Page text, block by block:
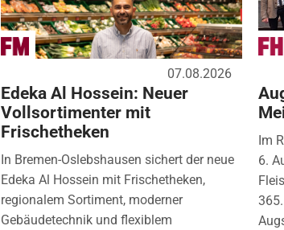
07.08.2026
Edeka Al Hossein: Neuer
Vollsortimenter mit
Frischetheken
In Bremen-Oslebshausen sichert der neue
Edeka Al Hossein mit Frischetheken,
regionalem Sortiment, moderner
Gebäudetechnik und flexiblem
Im
6.